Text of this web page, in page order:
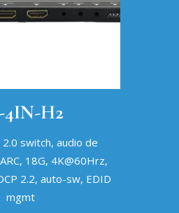
4IN-H2
switch, audio de
18G, 4K@60Hrz,
2.2, auto-sw, EDID
mgmt